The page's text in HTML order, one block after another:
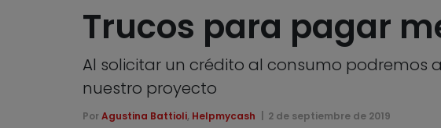
Trucos para pagar
Al solicitar un crédito al consumo
nuestro proyecto
Por Agustina Battioli, Helpmycash 2 de septiembre de 2019